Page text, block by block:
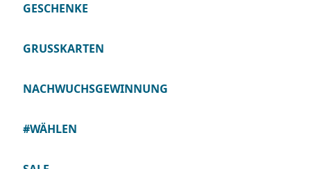
GESCHENKE
GRUSSKARTEN
NACHWUCHSGEWINNUNG
#WÄHLEN